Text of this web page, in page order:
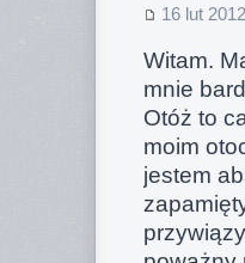
16 lut
Witam.
mnie
Otóż to
moim
jestem